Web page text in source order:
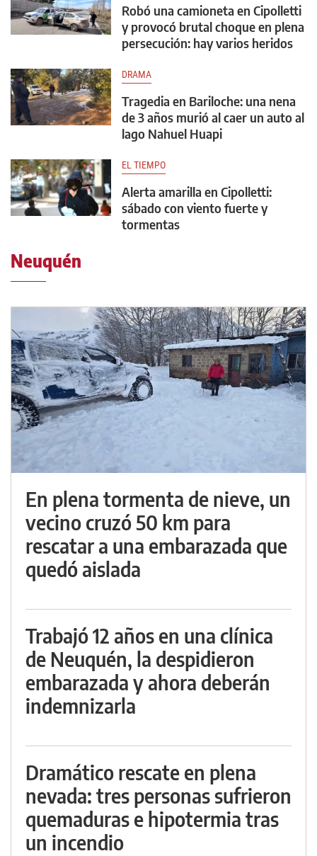
Robó una camioneta en Cipolletti
y provocó brutal choque en plena
persecución: hay varios heridos
DRAMA
Tragedia en Bariloche: una nena
de 3 años murió al caer un auto al
lago Nahuel Huapi
EL TIEMPO
Alerta amarilla en Cipolletti:
sábado con viento fuerte y
tormentas
Neuquén
En plena tormenta de nieve, un
vecino cruzó 50 km para
rescatar a una embarazada que
quedó aislada
Trabajó 12 años en una clínica
de Neuquén, la despidieron
embarazada y ahora deberán
indemnizarla
Dramático rescate en plena
nevada: tres personas sufrieron
quemaduras e hipotermia tras
un incendio